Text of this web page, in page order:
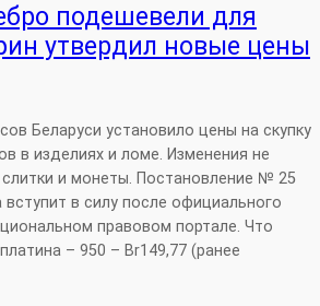
подешевели для
утвердил новые цены
Беларуси установило цены на скупку
в изделиях и ломе. Изменения не
и монеты. Постановление № 25
в силу после официального
правовом портале. Что
– 950 – Br149,77 (ранее